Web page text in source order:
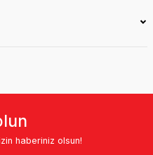
haberiniz olsun!